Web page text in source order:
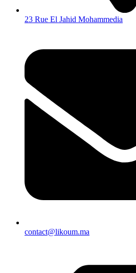
23 Rue El Jahid Mohammedia
contact@likoum.ma